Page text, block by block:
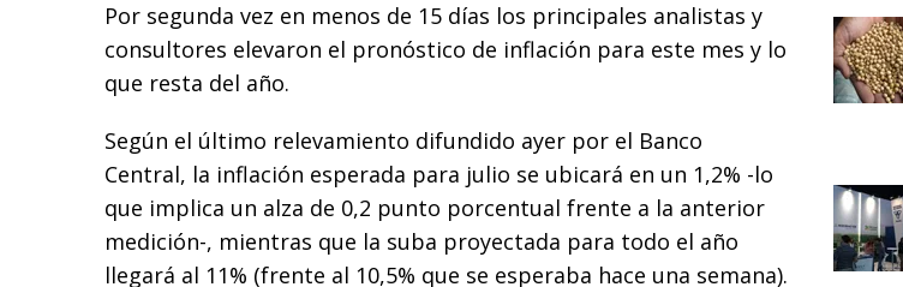
Por segunda vez en menos de 15 días los principales analistas y
consultores elevaron el pronóstico de inflación para este mes y lo
que resta del año.
Según el último relevamiento difundido ayer por el Banco
Central, la inflación esperada para julio se ubicará en un 1,2% -lo
que implica un alza de 0,2 punto porcentual frente a la anterior
medición-, mientras que la suba proyectada para todo el año
llegará al 11% (frente al 10,5% que se esperaba hace una semana).